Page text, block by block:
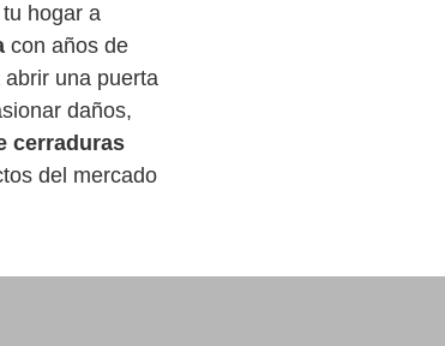
hogar a
con años de
una puerta
daños,
cerraduras
del mercado